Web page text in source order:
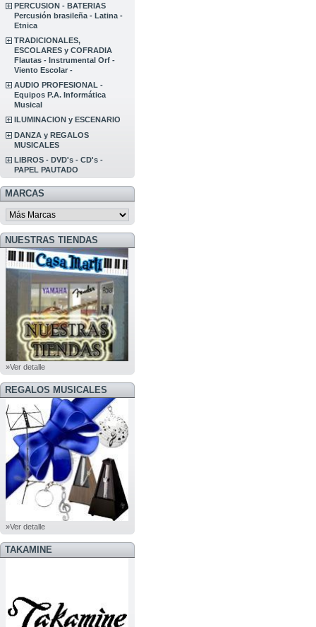
PERCUSION - BATERIAS
Percusión brasileña - Latina -
Etnica
TRADICIONALES,
ESCOLARES y COFRADIA
Flautas - Instrumental Orf -
Viento Escolar -
AUDIO PROFESIONAL -
Equipos P.A. Informática
Musical
ILUMINACION y ESCENARIO
DANZA y REGALOS
MUSICALES
LIBROS - DVD's - CD's -
PAPEL PAUTADO
MARCAS
NUESTRAS TIENDAS
»Ver detalle
REGALOS MUSICALES
»Ver detalle
TAKAMINE